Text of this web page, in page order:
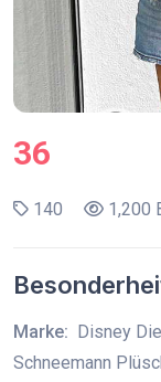
36
140 1,200
Marke:
Disney
Schneemann